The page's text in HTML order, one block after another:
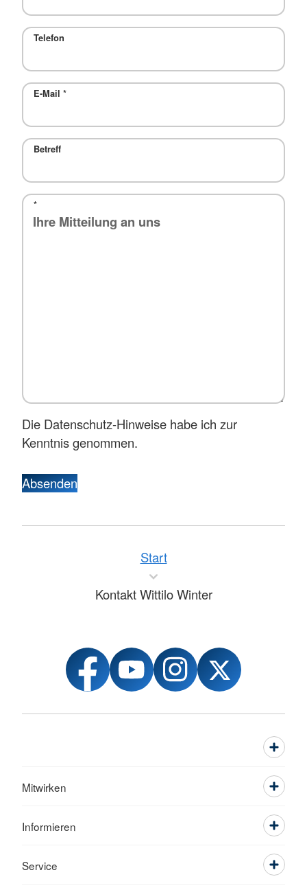
Telefon
E-Mail *
Betreff
*
Die Datenschutz-Hinweise habe ich zur
Kenntnis genommen.
Absenden
Start
Kontakt Wittilo Winter
Mitwirken
Informieren
Service